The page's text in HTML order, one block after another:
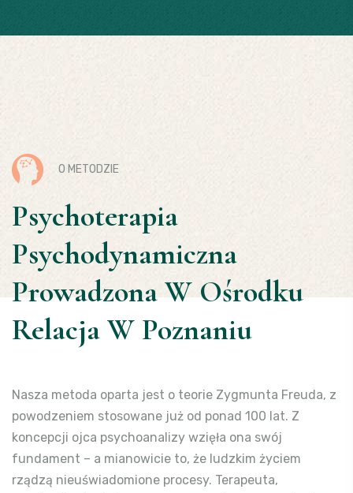
O METODZIE
Psychoterapia
Psychodynamiczna
Prowadzona W Ośrodku
Relacja W Poznaniu
Nasza metoda oparta jest o teorie Zygmunta Freuda, z
powodzeniem stosowane już od ponad 100 lat. Z
koncepcji ojca psychoanalizy wzięła ona swój
fundament – a mianowicie to, że ludzkim życiem
rządzą nieuświadomione procesy. Terapeuta,